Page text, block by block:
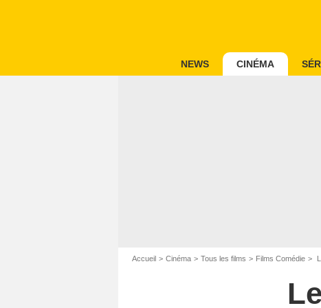
NEWS CINÉMA
Accueil Cinéma Tous les films Films Comédie